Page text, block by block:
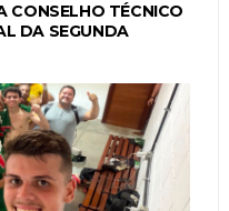
CONSELHO TÉCNICO
DA SEGUNDA